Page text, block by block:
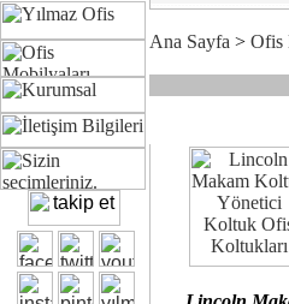
Ofisinizin dekorasyonunda
Çünkü sitemizde bulunan seçkin
Size yakışan ofis koltuk
Kalite ve ergonomiyi arıyanların
Ana Sayfa > Ofis